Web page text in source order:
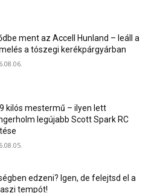
ment az Accell Hunland – leáll a
a tószegi kerékpárgyárban
kilós mestermű – ilyen lett
legújabb Scott Spark RC
edzeni? Igen, de felejtsd el a
tempót!